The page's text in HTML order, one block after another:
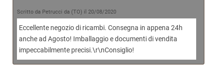
Scritto da Petrucci da (TO) il 20/08/2020
Eccellente negozio di ricambi. Consegna in appena 24h
anche ad Agosto! Imballaggio e documenti di vendita
impeccabilmente precisi.\r\nConsiglio!